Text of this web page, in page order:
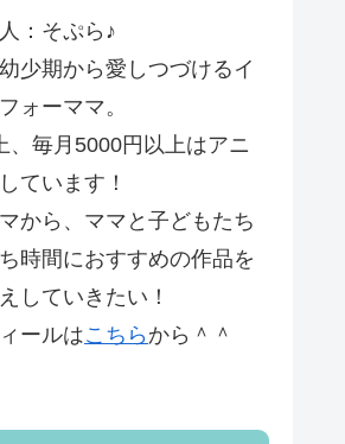
：そぷら♪
少期から愛しつづけるイ
ォーママ。
、毎月5000円以上はアニ
ています！
から、ママと子どもたち
時間におすすめの作品を
していきたい！
ールはこちら から＾＾